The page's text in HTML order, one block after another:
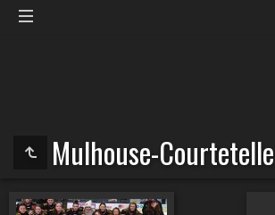
Mulhouse-Courtetelle